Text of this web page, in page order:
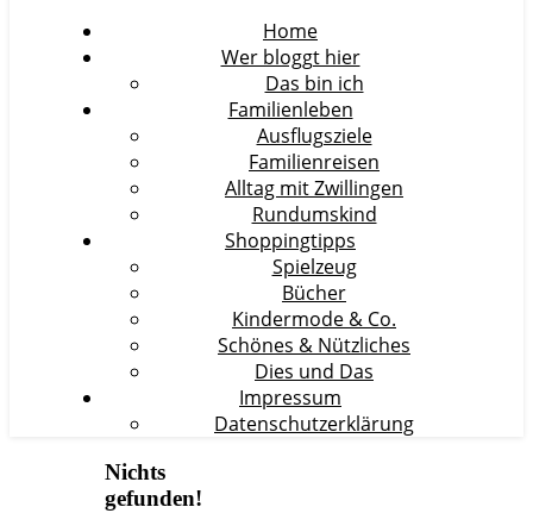
Home
Wer bloggt hier
Das bin ich
Familienleben
Ausflugsziele
Familienreisen
Alltag mit Zwillingen
Rundumskind
Shoppingtipps
Spielzeug
Bücher
Kindermode & Co.
Schönes & Nützliches
Dies und Das
Impressum
Datenschutzerklärung
Nichts
gefunden!